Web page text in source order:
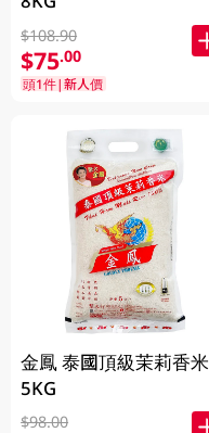
$108.90
$75.00
頭1件|新人價
金鳳 泰國頂級茉莉香米
5KG
$98.00